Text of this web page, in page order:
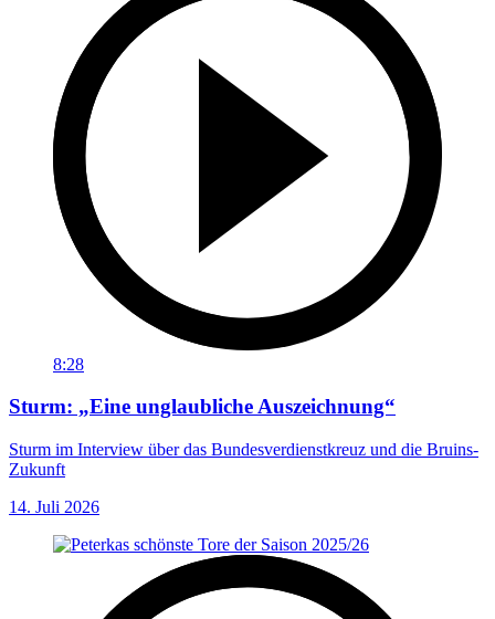
8:28
Sturm: „Eine unglaubliche Auszeichnung“
Sturm im Interview über das Bundesverdienstkreuz und die Bruins-
Zukunft
14. Juli 2026